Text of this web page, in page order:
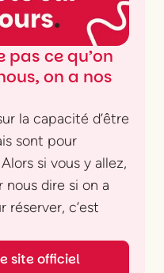
ce qu’on
on a nos
la capacité d’être
sont pour
si vous y allez,
dire si on a
réserver, c’est
site officiel